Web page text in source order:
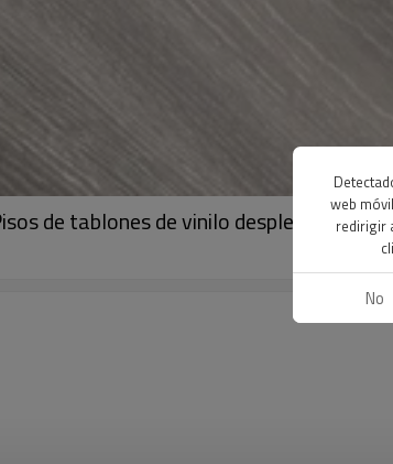
de tablones de vinilo desplegables
web
redirigir
No